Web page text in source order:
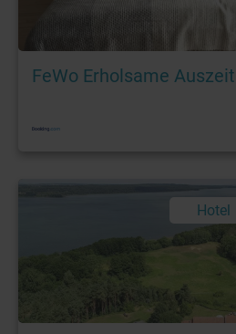
FeWo Erholsame Auszeit
Hotel